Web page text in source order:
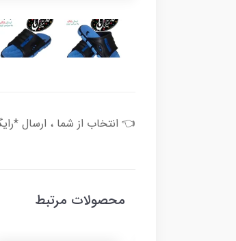
👈 انتخاب از شما ، ارسال
محصولات مرتبط